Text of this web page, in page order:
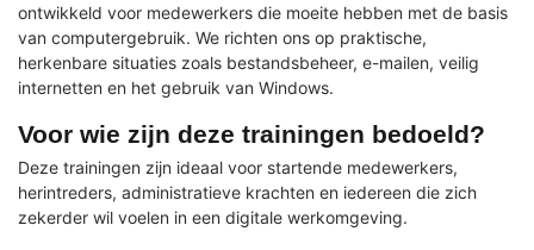
ontwikkeld voor medewerkers die moeite hebben met de basis
van computergebruik. We richten ons op praktische,
herkenbare situaties zoals bestandsbeheer, e-mailen, veilig
internetten en het gebruik van Windows.
Voor wie zijn deze trainingen bedoeld?
Deze trainingen zijn ideaal voor startende medewerkers,
herintreders, administratieve krachten en iedereen die zich
zekerder wil voelen in een digitale werkomgeving.